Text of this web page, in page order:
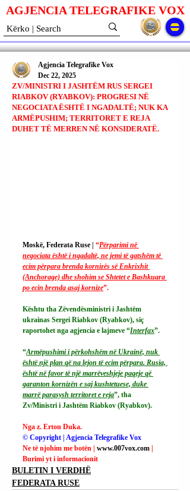
AGJENCIA TELEGRAFIKE VOX
ZV/MINISTRI I JASHTËM RUS SERGEI
RIABKOV (RYABKOV): PROGRESI NË
NEGOCIATA ËSHTË I NGADALTË; NUK KA
ARMËPUSHIM; TERRITORET E REJA
DUHET TË MERREN NË KONSIDERATË.
Agjencia Telegrafike Vox
Dec 22, 2025
Moskë, Federata Ruse | “Përparimi në
negociata është i ngadaltë, ne jemi të gatshëm të
ecim përpara brenda kornizës së Enkrixhit
(Anchorage) dhe shohim se Shtetet e Bashkuara
po ecin brenda asaj kornize”.
Kështu tha Zëvendësministri i Jashtëm
ukrainas Sergei Riabkov (Ryabkov), siç
raportohet nga agjencia e lajmeve “Interfax”.
“Armëpushimi i përkohshëm në Ukrainë, nuk
është një plan që na lejon të ecim përpara. Rusia,
është në favor të një marrëveshjeje paqeje që
garanton kornizën e saj kushtetuese, duke
marrë parasysh territoret e reja”, tha
Zv/Ministri i Jashtëm Riabkov (Ryabkov).
Nga z. Erton Duka.
© Copyright | Agjencia Telegrafike Vox
Ne të njohim me botën | www.007vox.com |
Burimi yt i informacionit
BULETIN I VERDHË
FEDERATA RUSE